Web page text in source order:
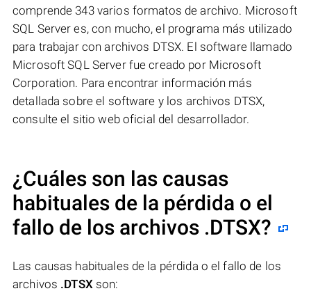
comprende 343 varios formatos de archivo. Microsoft
SQL Server es, con mucho, el programa más utilizado
para trabajar con archivos DTSX. El software llamado
Microsoft SQL Server fue creado por Microsoft
Corporation. Para encontrar información más
detallada sobre el software y los archivos DTSX,
consulte el sitio web oficial del desarrollador.
¿Cuáles son las causas
habituales de la pérdida o el
fallo de los archivos .DTSX?
Las causas habituales de la pérdida o el fallo de los
archivos .DTSX son: